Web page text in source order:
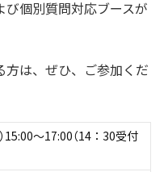
び個別質問対応ブースが
方は、ぜひ、ご参加くだ
15:00〜17:00（14：30受付